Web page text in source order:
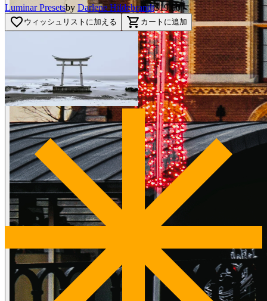
Luminar Presetsby Darlene Hildebrandt$19.00
favorite_border ウィッシュリストに加える shopping_cart カートに追加